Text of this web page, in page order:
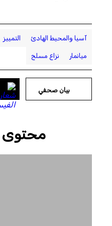
آسيا والمحيط الهادئ التمييز
ميانمار نزاع مسلح
بيان صحفي
محتوى